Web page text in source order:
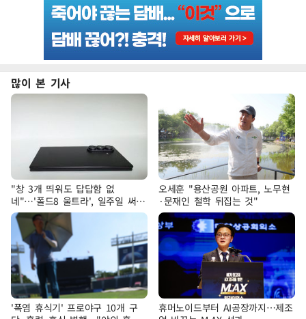
많이 본 기사
"창 3개 띄워도 답답함 없
네"…'폴드8 울트라', 일주일 써보
니
오세훈 "용산공원 아파트, 노무현
·문재인 철학 뒤집는 것"
'폭염 휴식기' 프로야구 10개 구
휴머노이드부터 AI공장까지…제조